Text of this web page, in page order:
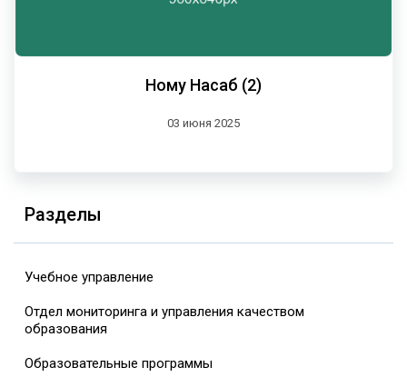
Ному Насаб (2)
03 июня 2025
Разделы
Учебное управление
Отдел мониторинга и управления качеством
образования
Образовательные программы